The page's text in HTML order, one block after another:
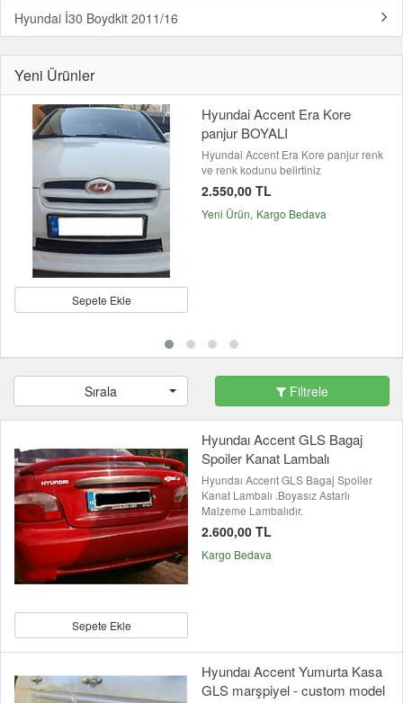
Hyundai İ30 Boydkit 2011/16
Yeni Ürünler
Sepete Ekle
Hyundai Accent Era Kore
panjur BOYALI
Hyundai Accent Era Kore panjur renk
ve renk kodunu belirtiniz
2.550,00 TL
Yeni Ürün Kargo Bedava
Sırala Filtrele
Sepete Ekle
Hyundaı Accent GLS Bagaj
Spoiler Kanat Lambalı
Hyundaı Accent GLS Bagaj Spoiler
Kanat Lambalı .Boyasız Astarlı
Malzeme Lambalıdır.
2.600,00 TL
Kargo Bedava
Hyundaı Accent Yumurta Kasa
GLS marşpiyel - custom model